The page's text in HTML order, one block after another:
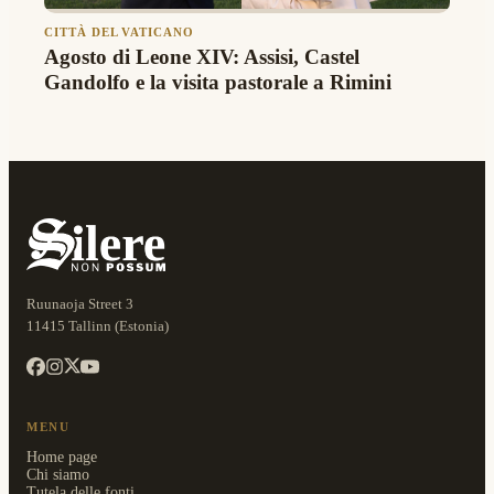
CITTÀ DEL VATICANO
Agosto di Leone XIV: Assisi, Castel
Gandolfo e la visita pastorale a Rimini
Ruunaoja Street 3
11415 Tallinn (Estonia)
MENU
Home page
Chi siamo